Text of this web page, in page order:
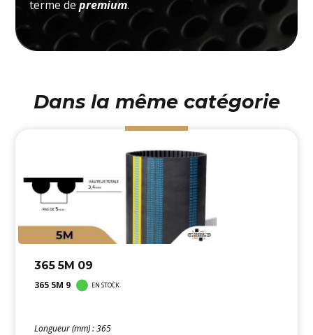
terme depremium.
Dans la même catégorie
365 5M 09
365 5M 9 EN STOCK
Longueur (mm) : 365